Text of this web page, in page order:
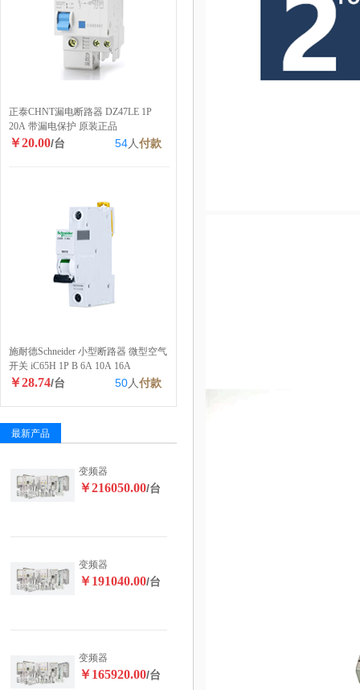
正泰CHNT漏电断路器 DZ47LE 1P
20A 带漏电保护 原装正品
￥20.00/台 54人付款
施耐德Schneider 小型断路器 微型空气
开关 iC65H 1P B 6A 10A 16A
￥28.74/台 50人付款
最新产品
变频器
￥216050.00/台
变频器
￥191040.00/台
变频器
￥165920.00/台